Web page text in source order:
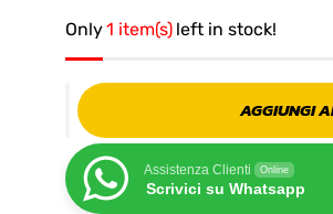
Only1 item(s) left in stock!
AGGIUNGI
Assistenza Clienti Online
Scrivici su Whatsapp